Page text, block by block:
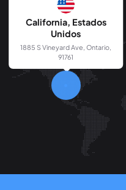
California, Estados
Unidos
1885 S Vineyard Ave, Ontario,
91761